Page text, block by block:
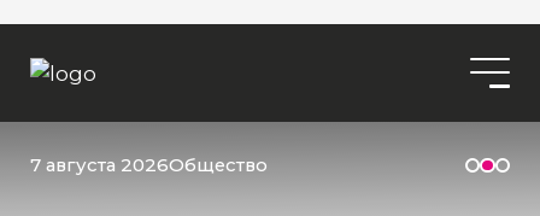
7 августа 2026Общество